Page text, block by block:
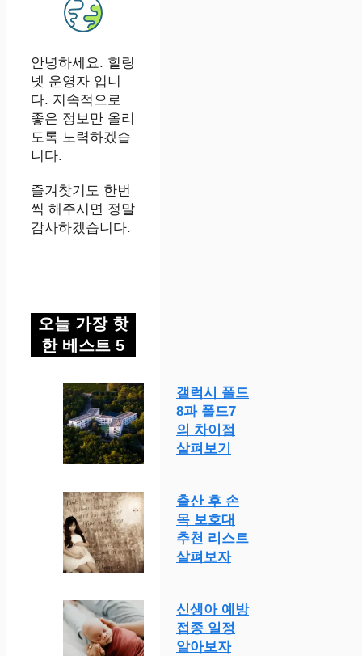
안녕하세요. 힐링
넷 운영자 입니
다. 지속적으로
좋은 정보만 올리
도록 노력하겠습
니다.
즐겨찾기도 한번
씩 해주시면 정말
감사하겠습니다.
오늘 가장 핫
한 베스트 5
갤럭시 폴드
8과 폴드7
의 차이점
살펴보기
출산 후 손
목 보호대
추천 리스트
살펴보자
신생아 예방
접종 일정
알아보자